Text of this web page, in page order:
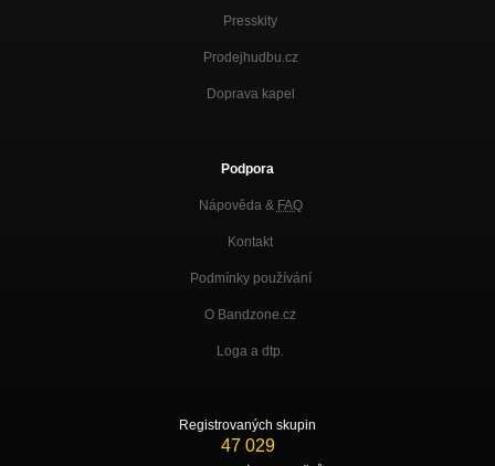
Presskity
Prodejhudbu.cz
Doprava kapel
Podpora
Nápověda & FAQ
Kontakt
Podmínky používání
O Bandzone.cz
Loga a dtp.
Registrovaných skupin
47 029